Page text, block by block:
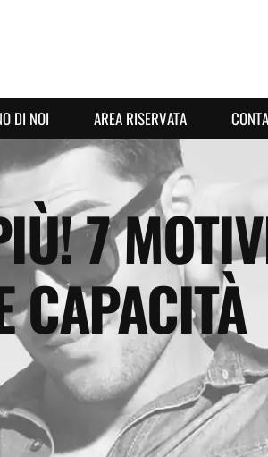
DI NOI AREA RISERVATA
7
CAPACITÀ